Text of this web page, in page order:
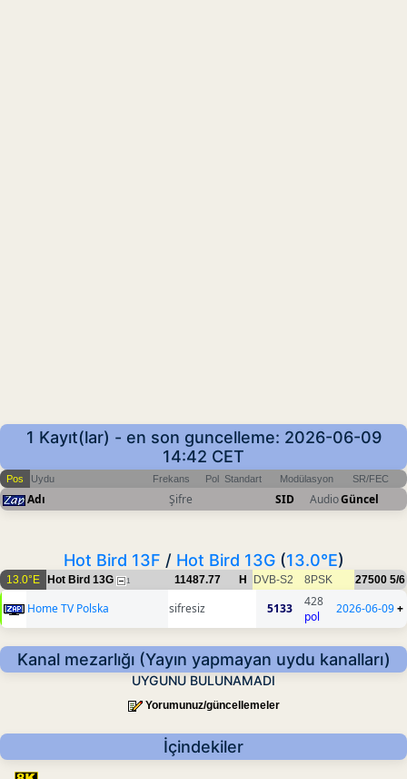
1 Kayıt(lar) - en son guncelleme: 2026-06-09
14:42 CET
Pos Uydu Frekans Pol Standart Modülasyon SR/FEC
Adı Şifre SID AudioGüncel
Hot Bird 13F / Hot Bird 13G(13.0°E)
13.0°E Hot Bird 13G 1 11487.77 H DVB-S2 8PSK 27500 5/6
Home TV Polska sifresiz 5133
428
pol
2026-06-09+
Kanal mezarlığı (Yayın yapmayan uydu kanalları)
UYGUNU BULUNAMADI
Yorumunuz/güncellemeler
İçindekiler